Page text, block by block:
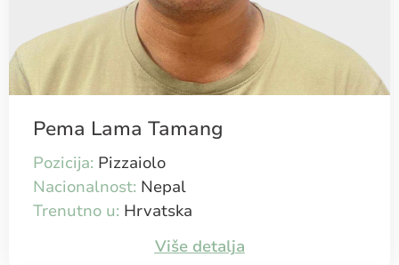
Pema Lama Tamang
Pozicija: Pizzaiolo
Nacionalnost: Nepal
Trenutno u: Hrvatska
Više detalja